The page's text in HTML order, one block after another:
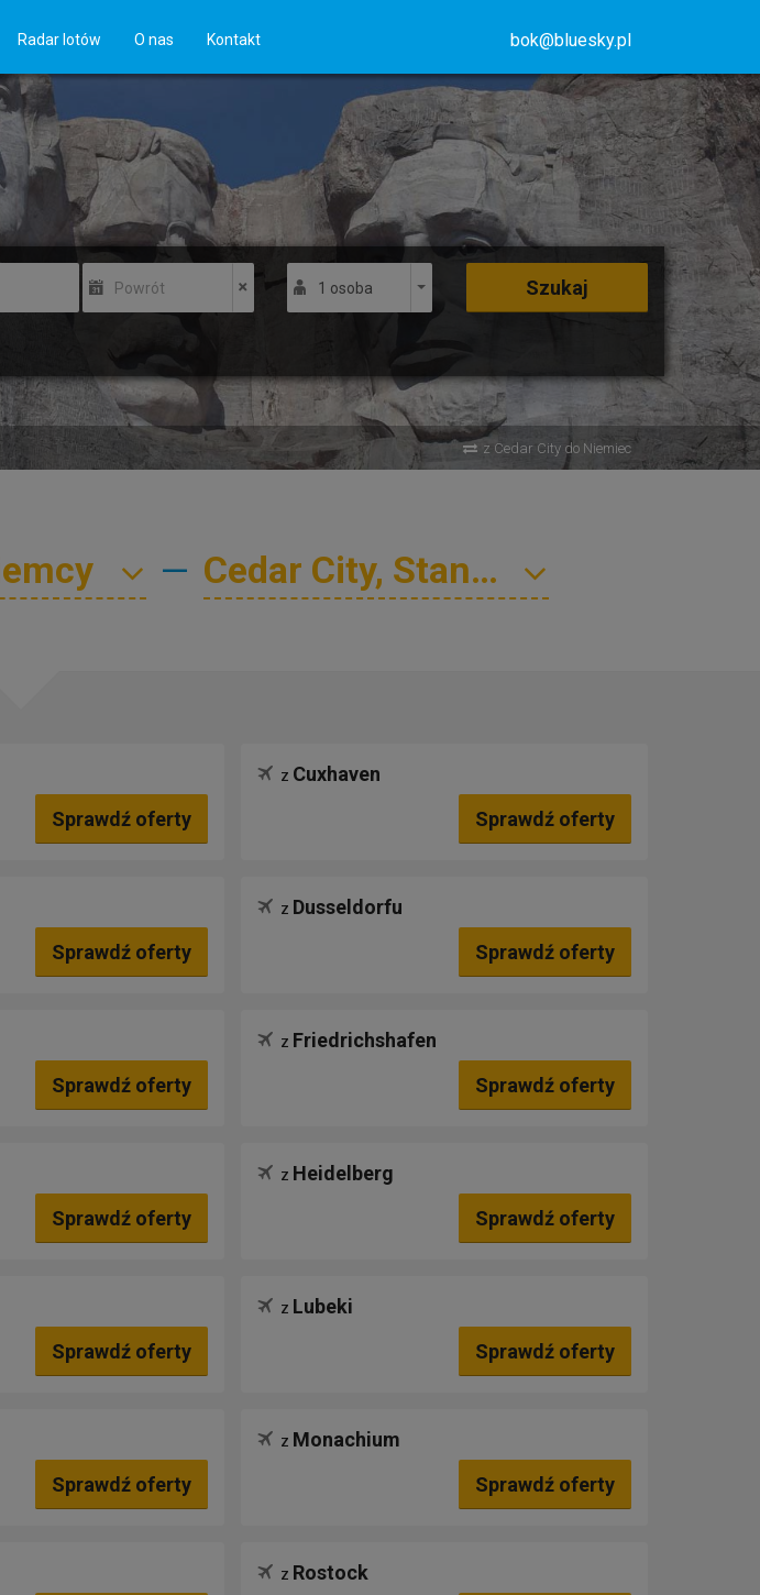
Radar lotów O nas Kontakt bok@bluesky.pl
Powrót 1 osoba Szukaj
z Cedar City do Niemiec
—
Sprawdź oferty
z Cuxhaven
Sprawdź oferty
Sprawdź oferty
z Dusseldorfu
Sprawdź oferty
Sprawdź oferty
z Friedrichshafen
Sprawdź oferty
Sprawdź oferty
z Heidelberg
Sprawdź oferty
Sprawdź oferty
z Lubeki
Sprawdź oferty
Sprawdź oferty
z Monachium
Sprawdź oferty
z Rostock